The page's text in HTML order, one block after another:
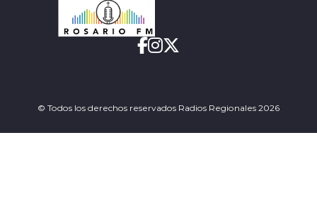
© Todos los derechos reservados Radios Regionales 2026